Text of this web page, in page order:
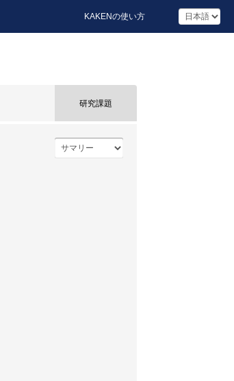
KAKENの使い方
研究課題